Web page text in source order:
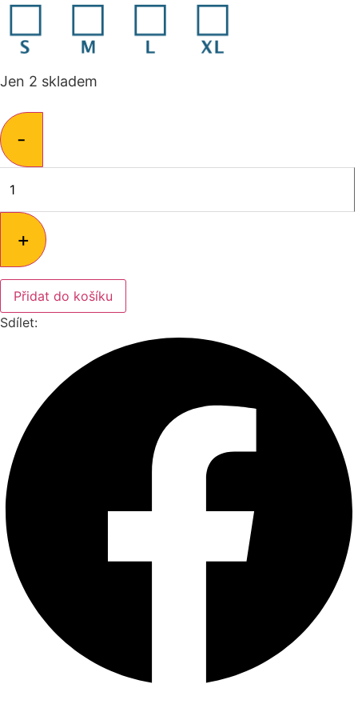
Jen 2 skladem
-
Parohové
-
+
Přidat do košíku
Sdílet: